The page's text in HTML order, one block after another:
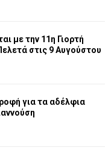
με την 11η Γιορτή
στις 9 Αυγούστου
για τα αδέλφια